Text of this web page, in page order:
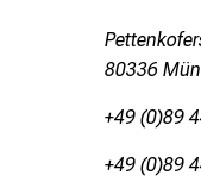
80336
+49 (0)89
+49 (0)89